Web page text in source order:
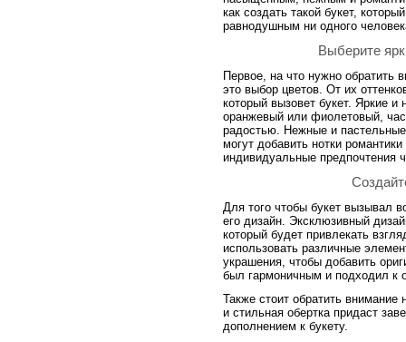
как создать такой букет,
равнодушным ни одного
Выберите
Первое, на что нужно обратить
это выбор цветов. От их
который вызовет букет. Яркие
оранжевый или фиолетовый,
радостью. Нежные и пастельные
могут добавить нотки
индивидуальные предпочтения
Для того чтобы букет вызывал
его дизайн. Эксклюзивный
который будет привлекать
использовать различные
украшения, чтобы добавить
был гармоничным и подходил к
Также стоит обратить
и стильная обертка придаст
дополнением к букету.